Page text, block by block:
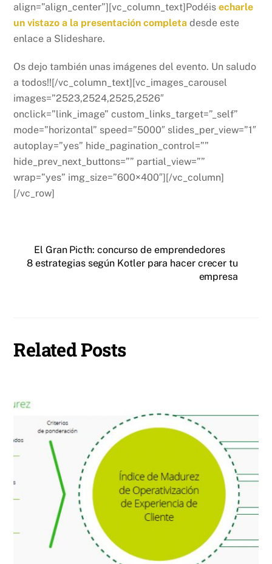
align=”align_center”][vc_column_text]Podéisecharle
un vistazo a la presentación completa desde este
enlace a Slideshare.
Os dejo también unas imágenes del evento. Un saludo
a todos!![/vc_column_text][vc_images_carousel
images=”2523,2524,2525,2526″
onclick=”link_image” custom_links_target=”_self”
mode=”horizontal” speed=”5000″ slides_per_view=”1″
autoplay=”yes” hide_pagination_control=””
hide_prev_next_buttons=”” partial_view=””
wrap=”yes” img_size=”600×400″][/vc_column]
[/vc_row]
El Gran Picth: concurso de emprendedores
8 estrategias según Kotler para hacer crecer tu
empresa
Related Posts